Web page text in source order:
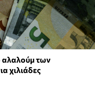
αλαλούμ των
χιλιάδες